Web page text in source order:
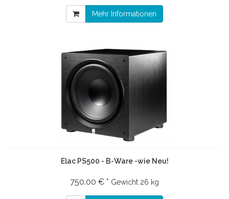
Mehr Informationen
Elac PS500 - B-Ware -wie Neu!
750.00 € * Gewicht 26 kg